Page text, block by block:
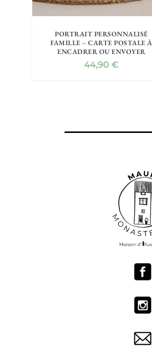
PORTRAIT PERSONNALISÉ
FAMILLE – CARTE POSTALE À
ENCADRER OU ENVOYER
44,90€